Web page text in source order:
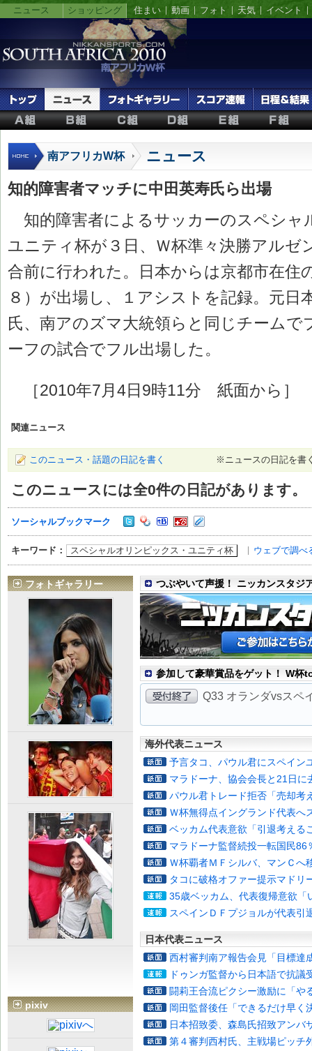
ニュース ショッピング 住まい 動画 フォト 天気 イベント
南アフリカW杯 ニュース
知的障害者マッチに中田英寿氏ら出場
知的障害者によるサッカーのスペシャ
ユニティ杯が３日、Ｗ杯準々決勝アルゼ
合前に行われた。日本からは京都市在住
８）が出場し、１アシストを記録。元日
氏、南アのズマ大統領らと同じチームで
ーフの試合でフル出場した。
［2010年7月4日9時11分 紙面から］
関連ニュース
このニュース・話題の日記を書く ※ニュースの日記を書
このニュースには全0件の日記があります。
ソーシャルブックマーク
キーワード： スペシャルオリンピックス・ユニティ杯 ウェブで調べ
つぶやいて声援！ ニッカンスタジ
参加して豪華賞品をゲット！ W杯
Q33 オランダvsスペ
海外代表ニュース
予言タコ、パウル君にスペイン
マラドーナ、協会会長と21日に
パウル君トレード拒否「売却考
Ｗ杯無得点イングランド代表へ
ベッカム代表意欲「引退考える
マラドーナ監督続投一転国民86
Ｗ杯覇者ＭＦシルバ、マンＣへ
タコに破格オファー提示マドリ
35歳ベッカム、代表復帰意欲「
スペインＤＦプジョルが代表引
日本代表ニュース
西村審判南ア報告会見「目標達
ドゥンガ監督から日本語で抗議
闘莉王合流ピクシー激励に「や
岡田監督後任「できるだけ早く
日本招致委、森島氏招致アンバ
第４審判西村氏、主戦場ピッチ
フォトギャラリー
pixiv